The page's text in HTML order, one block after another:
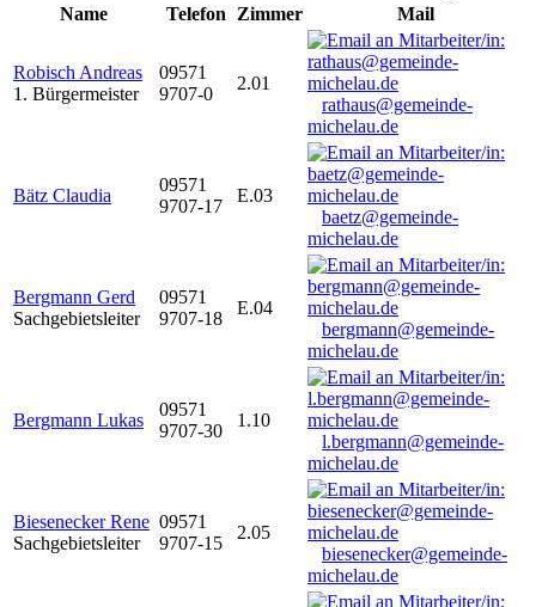
Name
Telefon Zimmer Mail
Robisch Andreas
1. Bürgermeister
09571
9707-0
2.01
rathaus@gemeinde-
michelau.de
Bätz Claudia
09571
9707-17
E.03
baetz@gemeinde-
michelau.de
Bergmann Gerd
Sachgebietsleiter
09571
9707-18
E.04
bergmann@gemeinde-
michelau.de
Bergmann Lukas
09571
9707-30
1.10
l.bergmann@gemeinde-
michelau.de
Biesenecker Rene
Sachgebietsleiter
09571
9707-15
2.05
biesenecker@gemeinde-
michelau.de